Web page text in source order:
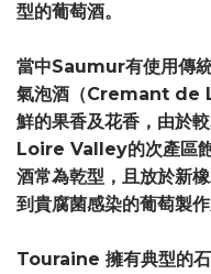
型的葡萄酒。
當中Saumur有使用傳
氣泡酒（Cremant de
鮮的果香及花香，由於
Loire Valley的次產區
酒常為乾型，且放於新
到貴腐菌感染的葡萄製作
Touraine 擁有典型的石